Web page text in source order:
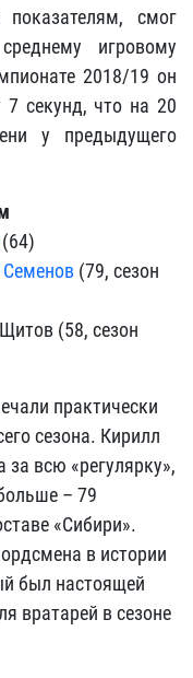
смог
игровому
2018/19 он
секунд, что на 20
у предыдущего
(64)
(79, сезон
(58, сезон
практически
сезона. Кирилл
за всю «регулярку»,
– 79
«Сибири».
в истории
был настоящей
вратарей в сезоне